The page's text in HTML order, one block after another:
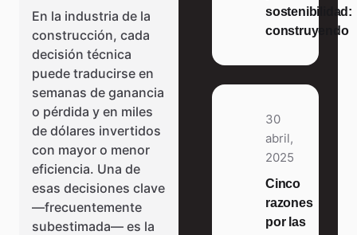
En la industria de la
construcción, cada
decisión técnica
puede traducirse en
semanas de ganancia
o pérdida y en miles
de dólares invertidos
con mayor o menor
eficiencia. Una de
esas decisiones clave
—frecuentemente
subestimada— es la
sostenibilidad:
construyendo
30
abril,
2025
Cinco
razones
por las